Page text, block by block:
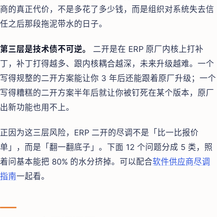
商的真正代价，不是多花了多少钱，而是组织对系统失去信
任之后那段拖泥带水的日子。
第三层是技术债不可逆。
二开是在 ERP 原厂内核上打补
丁，补丁打得越多、跟内核耦合越深，未来升级越难。一个
写得规整的二开方案能让你 3 年后还能跟着原厂升级；一个
写得糟糕的二开方案半年后就让你被钉死在某个版本，原厂
出新功能也用不上。
正因为这三层风险，ERP 二开的尽调不是「比一比报价
单」，而是「翻一翻底子」。下面 12 个问题分成 5 类，照
着问基本能把 80% 的水分挤掉。可以配合软件供应商尽调
指南一起看。